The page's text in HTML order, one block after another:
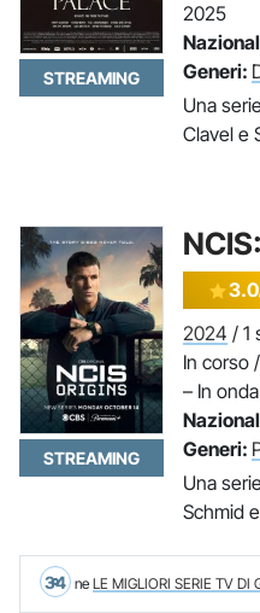
STREAMING
2025
Generi:
Una
Clavel e
STREAMING
3.0
2024 / 1
In corso /
– In onda
Generi:
Una
Schmid
34 ne LE MIGLIORI SERIE TV DI